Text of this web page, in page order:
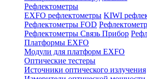
Рефлектометры
EXFO рефлектометры KIWI
Рефлектометры FOD
Рефлектометры Связь Прибор
Платформы EXFO
Модули для платформ EXFO
Оптические тестеры
Источники оптического излучения